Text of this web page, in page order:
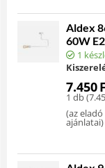
Aldex
60W
1
7.450
1 db (
(az
ajánlatai)